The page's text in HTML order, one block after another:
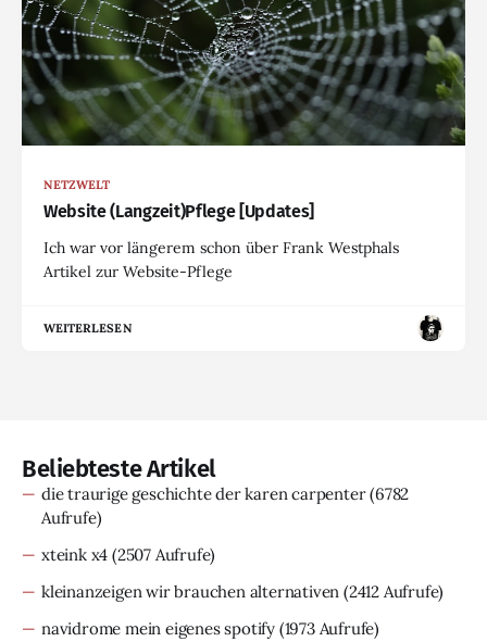
NETZWELT
Website (Langzeit)Pflege [Updates]
Ich war vor längerem schon über Frank Westphals
Artikel zur Website-Pflege
WEITERLESEN
Beliebteste Artikel
die traurige geschichte der karen carpenter(6782
Aufrufe)
xteink x4 (2507 Aufrufe)
kleinanzeigen wir brauchen alternativen (2412 Aufrufe)
navidrome mein eigenes spotify (1973 Aufrufe)